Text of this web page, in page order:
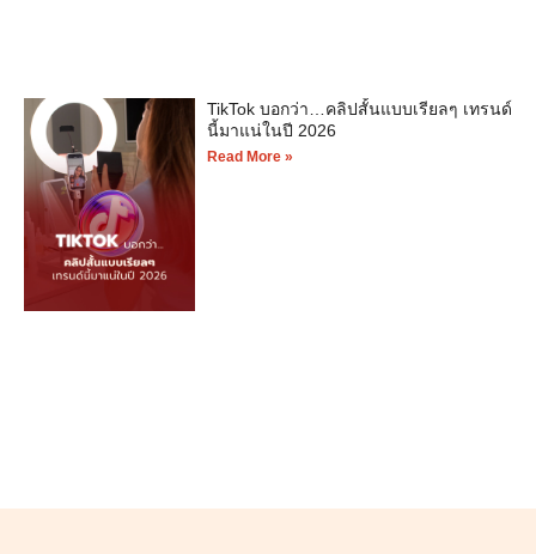
TikTok บอกว่า…คลิปสั้นแบบเรียลๆ เทรนด์
นี้มาแน่ในปี 2026
Read More »